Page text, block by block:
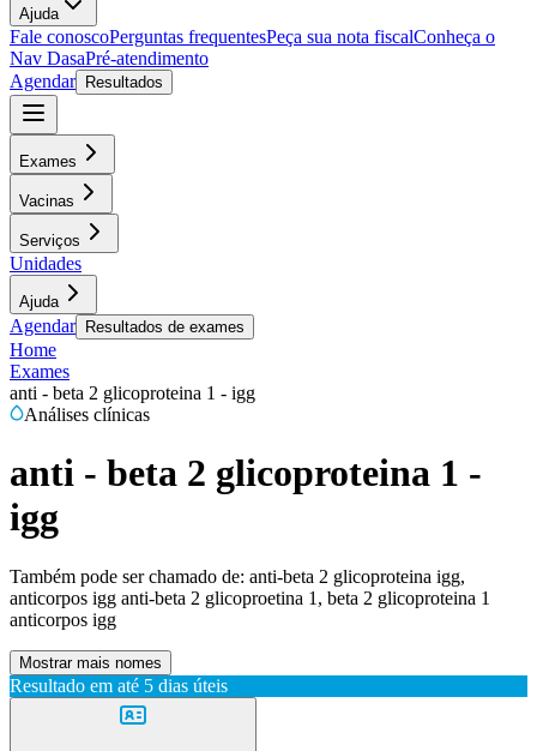
Ajuda
Fale conoscoPerguntas frequentesPeça sua nota fiscalConheça o
Nav DasaPré-atendimento
Agendar
Resultados
Exames
Vacinas
Serviços
Unidades
Ajuda
Agendar Resultados de exames
Home
Exames
anti - beta 2 glicoproteina 1 - igg
Análises clínicas
anti - beta 2 glicoproteina 1 -
igg
Também pode ser chamado de: anti-beta 2 glicoproteina igg,
anticorpos igg anti-beta 2 glicoproetina 1, beta 2 glicoproteina 1
anticorpos igg
Mostrar mais nomes
Resultado em até 5 dias úteis